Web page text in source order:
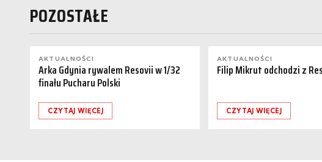
POZOSTAŁE
AKTUALNOŚCI
Arka Gdynia rywalem Resovii w 1/32
finału Pucharu Polski
CZYTAJ WIĘCEJ
AKTUALNOŚCI
Filip Mikrut odchodzi z
CZYTAJ WIĘCEJ